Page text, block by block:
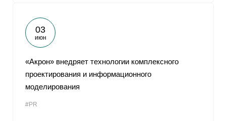
03
июн
«Акрон» внедряет технологии комплексного
проектирования и информационного
моделирования
#PR